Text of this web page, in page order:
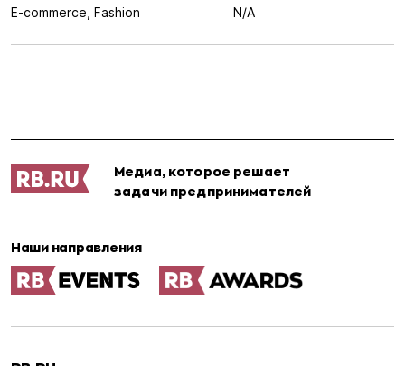
E-commerce, Fashion N/A
Медиа, которое решает
задачи предпринимателей
Наши направления